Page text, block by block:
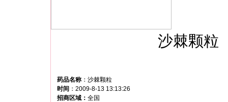
沙棘颗粒
药品名称： 沙棘颗粒
时间 ： 2009-8-13 13:13:26
招商区域： 全国